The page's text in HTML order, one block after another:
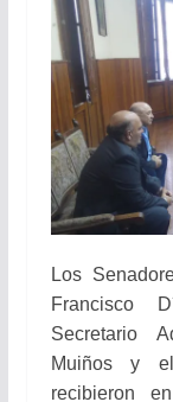
Los
Francisco
Secretario
Muiños y
recibieron